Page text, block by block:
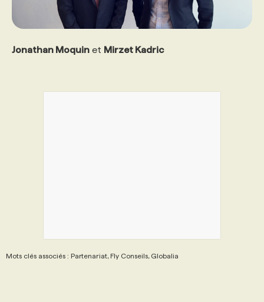
Jonathan Moquin et Mirzet Kadric
Mots clés associés : Partenariat, Fly Conseils, Globalia